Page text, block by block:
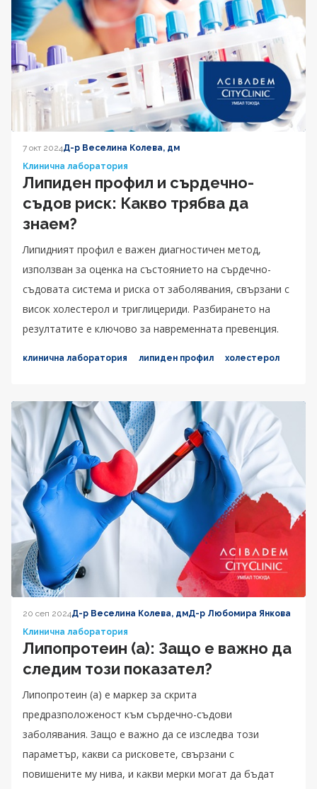
7 окт 2024Д-р Веселина Колева, дм
Клинична лаборатория
Липиден профил и сърдечно-
съдов риск: Какво трябва да
знаем?
Липидният профил е важен диагностичен метод,
използван за оценка на състоянието на сърдечно-
съдовата система и риска от заболявания, свързани с
висок холестерол и триглицериди. Разбирането на
резултатите е ключово за навременната превенция.
клинична лаборатория липиден профил холестерол
20 сеп 2024Д-р Веселина Колева, дмД-р Любомира Янкова
Клинична лаборатория
Липопротеин (а): Защо е важно да
следим този показател?
Липопротеин (а) е маркер за скрита
предразположеност към сърдечно-съдови
заболявания. Защо е важно да се изследва този
параметър, какви са рисковете, свързани с
повишените му нива, и какви мерки могат да бъдат